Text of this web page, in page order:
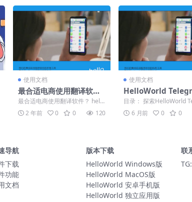
使用文档
最合适电商使用翻译软
件？
最合适电商使用翻译软件？ hello
world翻译软件被认为是目前线上
最准确的翻...
2 年前 0 0 120
使用文档
HelloWorld
翻译官方下载：即
翻译解决方案
目录： 探索HelloWorld
m翻译官方下载的世界
可...6 月前 0 0
导航
下载
功能
文档
版本下载
HelloWorld Windows版
HelloWorld MacOS版
HelloWorld 安卓手机版
HelloWorld 独立应用版
联